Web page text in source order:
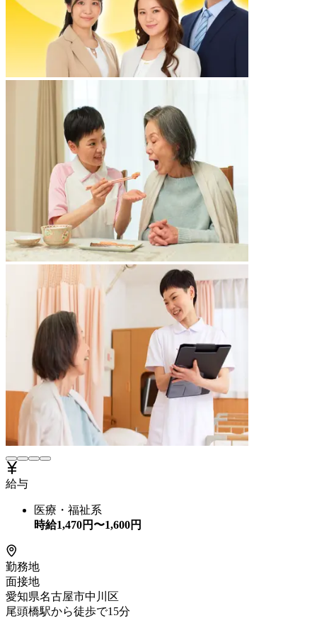
給与
医療・福祉系
時給1,470円〜1,600円
勤務地
面接地
愛知県名古屋市中川区
尾頭橋駅から徒歩で15分